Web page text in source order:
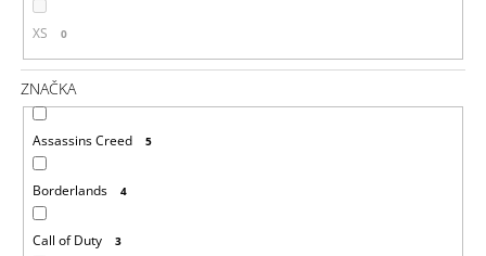
XS 0
ZNAČKA
Assassins Creed 5
Borderlands 4
Call of Duty 3